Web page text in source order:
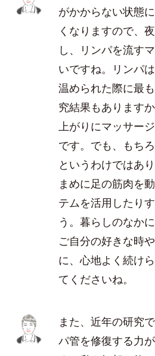
がかからない状態
くなりますので、
し、リンパを流す
いですね。リンパ
温められた際に最
究結果もあります
上がりにマッサー
です。でも、もち
というわけではあ
まめに足の筋肉を
テムを活用したり
う。暮らしのなか
ご自分の好きな時
に、心地よく続け
てくださいね。
また、近年の研究
パ管を修復する力